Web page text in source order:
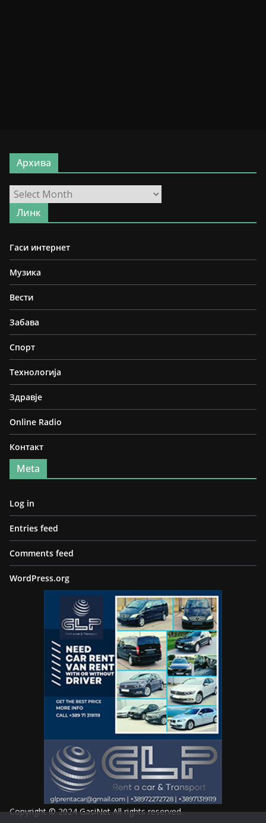
Архива
Архива
Линк
Гаси интернет
Музика
Вести
Забава
Спорт
Технологија
Здравје
Online Radio
Контакт
Meta
Log in
Entries feed
Comments feed
WordPress.org
Copyright © 2024GasiNetAll rights reserved.